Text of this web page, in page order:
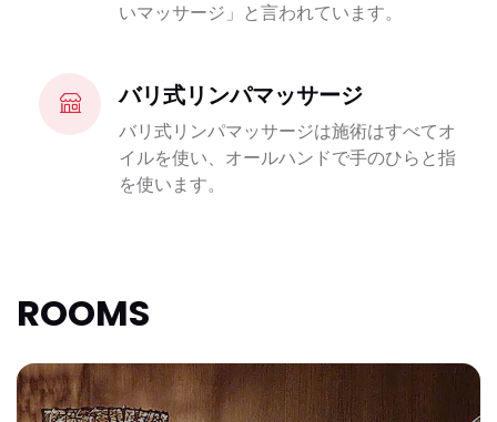
いマッサージ」と言われています。
バリ式リンパマッサージ
バリ式リンパマッサージは施術はすべてオ
イルを使い、オールハンドで手のひらと指
を使います。
ROOMS